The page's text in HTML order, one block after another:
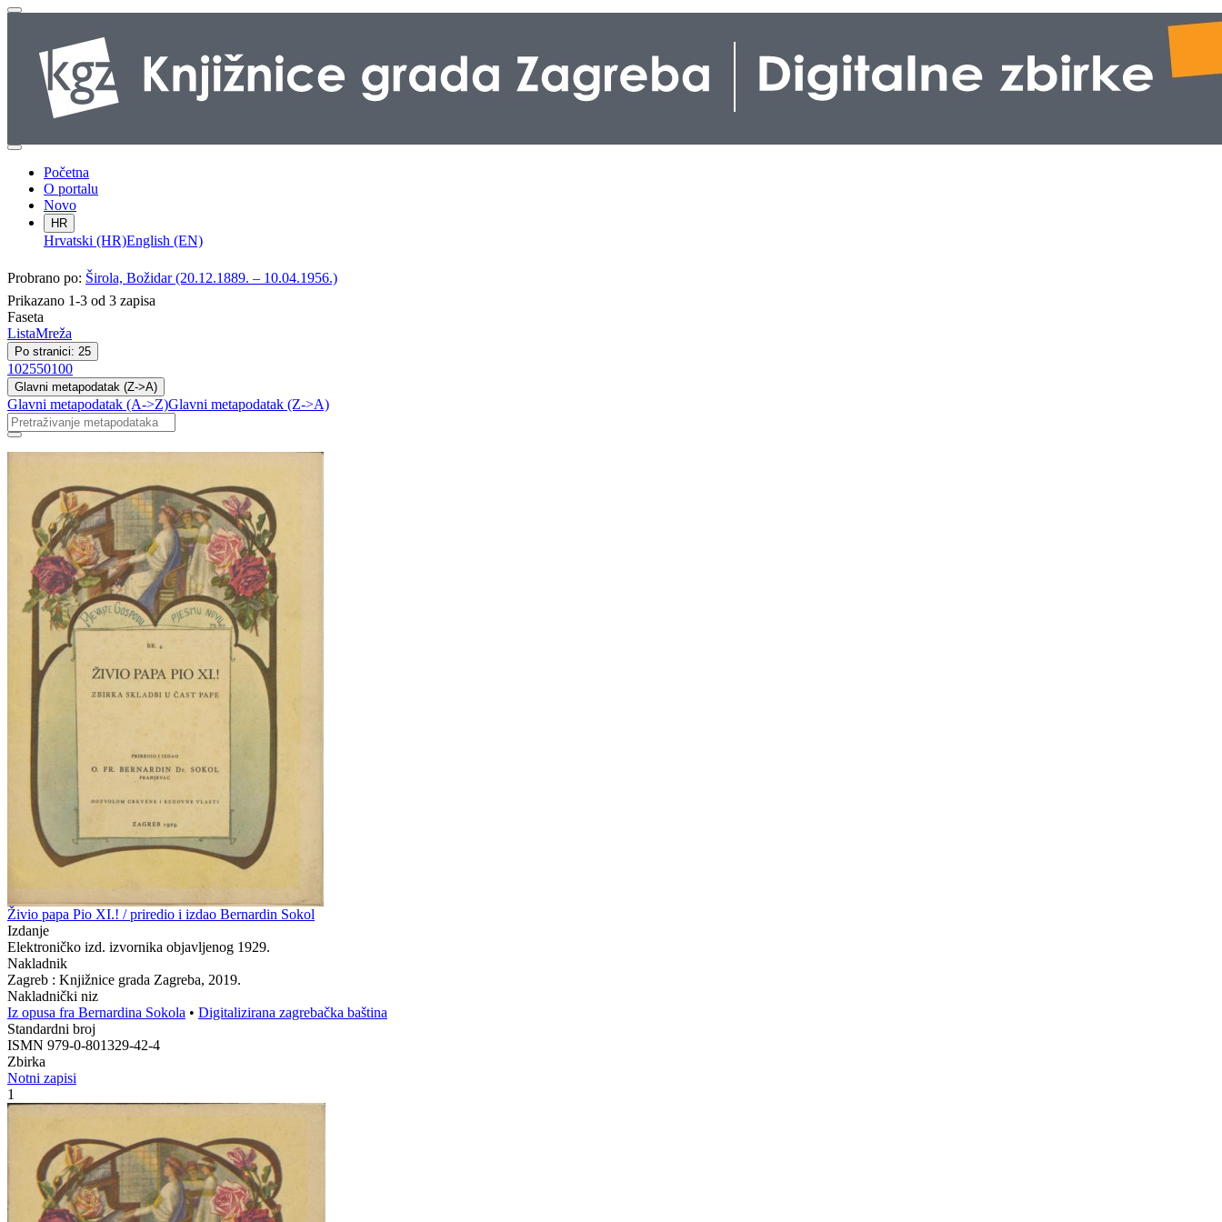
Početna
O portalu
Novo
HR
Hrvatski (HR)English (EN)
Probrano po: Širola, Božidar (20.12.1889. – 10.04.1956.)
Prikazano 1-3 od 3 zapisa
Faseta
ListaMreža
Po stranici: 25
102550100
Glavni metapodatak (Z->A)
Glavni metapodatak (A->Z)Glavni metapodatak (Z->A)
Živio papa Pio XI.! / priredio i izdao Bernardin Sokol
Izdanje
Elektroničko izd. izvornika objavljenog 1929.
Nakladnik
Zagreb : Knjižnice grada Zagreba, 2019.
Nakladnički niz
Iz opusa fra Bernardina Sokola • Digitalizirana zagrebačka baština
Standardni broj
ISMN 979-0-801329-42-4
Zbirka
Notni zapisi
1